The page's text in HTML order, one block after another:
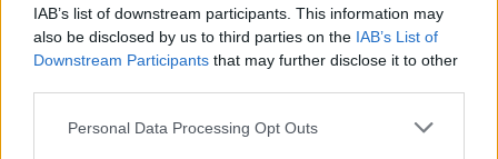
IAB’s list of downstream participants. This information may
also be disclosed by us to third parties on the IAB’s List of
Downstream Participants that may further disclose it to other
Please note that this website/app uses one or more Google
Personal Data Processing Opt Outs
Continua a leggere